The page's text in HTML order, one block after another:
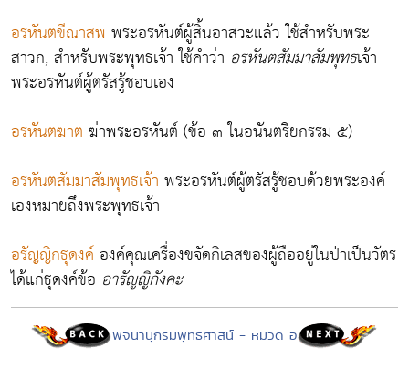
อรหันตขีณาสพ พระอรหันต์ผู้สิ้นอาสวะแล้ว ใช้สำหรับพระ
สาวก, สำหรับพระพุทธเจ้า ใช้คำว่า อรหันตสัมมาสัมพุทธเจ้า
พระอรหันต์ผู้ตรัสรู้ชอบเอง
อรหันตฆาต ฆ่าพระอรหันต์ (ข้อ ๓ ในอนันตริยกรรม ๕)
อรหันตสัมมาสัมพุทธเจ้า พระอรหันต์ผู้ตรัสรู้ชอบด้วยพระองค์
เองหมายถึงพระพุทธเจ้า
อรัญญิกธุดงค์องค์คุณเครื่องขจัดกิเลสของผู้ถืออยู่ในป่าเป็นวัตร
ได้แก่ธุดงค์ข้อ อารัญญิกังคะ
พจนานุกรมพุทธศาสน์ - หมวด อ